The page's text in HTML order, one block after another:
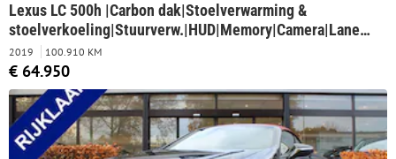
Lexus LC 500h |Carbon dak|Stoelverwarming &
stoelverkoeling|Stuurverw.|HUD|Memory|Camera|Lane
assis.|Keyless
2019 100.910 KM
€ 64.950